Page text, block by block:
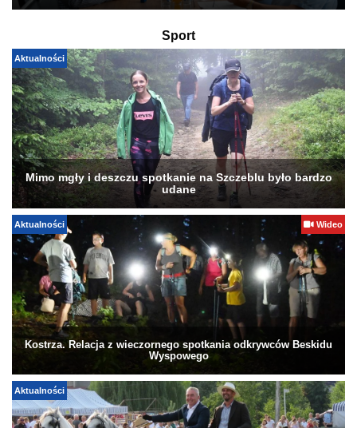
Sport
Aktualności
Mimo mgły i deszczu spotkanie na Szczeblu było bardzo
udane
Aktualności Wideo
Kostrza. Relacja z wieczornego spotkania odkrywców Beskidu
Wyspowego
Aktualności